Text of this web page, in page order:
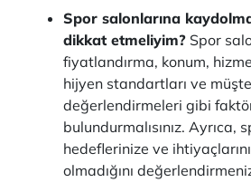
Spor salonlarına
dikkat etmeliyim? Spor
fiyatlandırma, konum,
hijyen standartları ve
değerlendirmeleri gibi
bulundurmalısınız. Ayrıca,
hedeflerinize ve
olmadığını